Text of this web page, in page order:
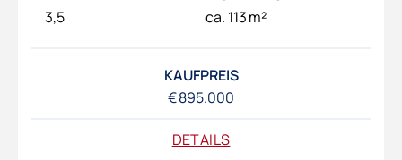
3,5
ca. 113 m²
KAUFPREIS
€ 895.000
DETAILS